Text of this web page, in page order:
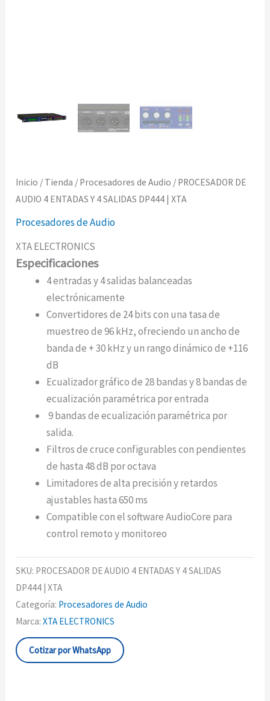
Inicio / Tienda / Procesadores de Audio / PROCESADOR DE
AUDIO 4 ENTADAS Y 4 SALIDAS DP444 | XTA
Procesadores de Audio
XTA ELECTRONICS
Especificaciones
4 entradas y 4 salidas balanceadas
electrónicamente
Convertidores de 24 bits con una tasa de
muestreo de 96 kHz, ofreciendo un ancho de
banda de + 30 kHz y un rango dinámico de +116
dB
Ecualizador gráfico de 28 bandas y 8 bandas de
ecualización paramétrica por entrada
9 bandas de ecualización paramétrica por
salida.
Filtros de cruce configurables con pendientes
de hasta 48 dB por octava
Limitadores de alta precisión y retardos
ajustables hasta 650 ms
Compatible con el software AudioCore para
control remoto y monitoreo
SKU: PROCESADOR DE AUDIO 4 ENTADAS Y 4 SALIDAS
DP444 | XTA
Categoría: Procesadores de Audio
Marca:XTA ELECTRONICS
Cotizar por WhatsApp